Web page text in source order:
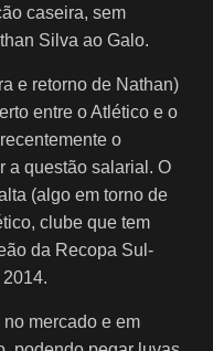
caseira, sem
Silva ao Galo.
e retorno de Nathan)
entre o Atlético e o
o
a questão salarial. O
(algo em torno de
clube que tem
da Recopa Sul-
mercado e em